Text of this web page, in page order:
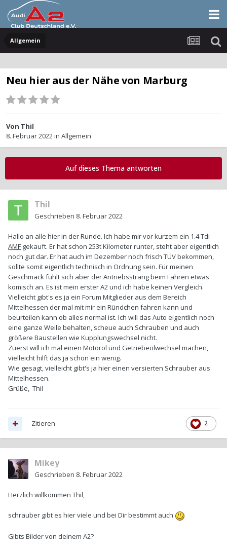
Allgemein
Neu hier aus der Nähe von Marburg
Von Thil
8. Februar 2022in Allgemein
Auf dieses Thema antworten
Thil
Geschrieben 8. Februar 2022
Hallo an alle hier in der Runde. Ich habe mir vor kurzem ein 1.4 Tdi
AMF gekauft. Er hat schon 253t Kilometer runter, steht aber eigentlich
noch gut dar. Er hat auch im Dezember noch frisch TÜV bekommen,
sollte somit eigentlich technisch in Ordnung sein. Für meinen
Geschmack fühlt sich aber der Antriebsstrang beim Fahren etwas
komisch an. Es ist mein erster A2 und ich habe keinen Vergleich.
Vielleicht gibt's es ja ein Forum Mitglieder aus dem Bereich
Mittelhessen der mal mit mir ein Ründchen fahren kann und
beurteilen kann ob alles normal ist. Ich will das Auto eigentlich noch
eine ganze Weile behalten, scheue auch Schrauben und auch
größere Baustellen wie Kupplungswechsel nicht.
Zuerst will ich mal einen Motoröl und Getriebeölwechsel machen,
vielleicht hilft das ja schon ein wenig.
Wie gesagt, vielleicht gibt's ja hier einen versierten Schrauber aus
Mittelhessen.
Grüße, Thil
2
Zitieren
Mikey
Geschrieben 8. Februar 2022
Herzlich willkommen Thil,
schrauber gibt es hier viele und bei Dir bestimmt auch
Gibts Bilder von deinem A2?